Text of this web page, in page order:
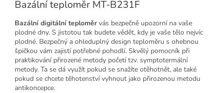
Bazální teploměr MT-B231F
Bazální digitální teploměrvás bezpečně upozorní na vaše
plodné dny. S jistotou tak budete vědět, kdy je vaše tělo nejvíc
plodné. Bezpečný a ohleduplný design teploměru s ohebnou
špičkou vám zajistí potřebné pohodlí. Skvělý pomocník při
praktikování přirozené metody početí tzv. symptotermální
metody. Ta se dá využít pokud se snažíte otěhotnět, ale také
pokud se chcete těhotenství vyhnout jako přirozenou metodu
antikoncepce.